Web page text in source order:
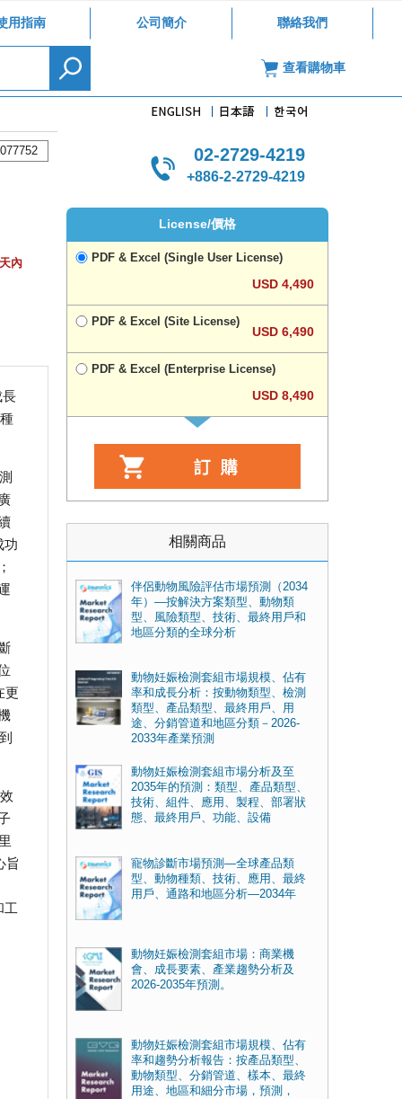
用指南 公司簡介 聯絡我們
查看購物車
內
長
功
更
旨
工
02-2729-4219
+886-2-2729-4219
License/價格
PDF & Excel (Single User License)
USD 4,490
PDF & Excel (Site License)
USD 6,490
PDF & Excel (Enterprise License)
USD 8,490
相關商品
伴侶動物風險評估市場預測（2034
年）—按解決方案類型、動物類
型、風險類型、技術、最終用戶和
地區分類的全球分析
動物妊娠檢測套組市場規模、佔有
率和成長分析：按動物類型、檢測
類型、產品類型、最終用戶、用
途、分銷管道和地區分類－2026-
2033年產業預測
動物妊娠檢測套組市場分析及至
2035年的預測：類型、產品類型、
技術、組件、應用、製程、部署狀
態、最終用戶、功能、設備
寵物診斷市場預測—全球產品類
型、動物種類、技術、應用、最終
用戶、通路和地區分析—2034年
動物妊娠檢測套組市場：商業機
會、成長要素、產業趨勢分析及
2026-2035年預測。
動物妊娠檢測套組市場規模、佔有
率和趨勢分析報告：按產品類型、
動物類型、分銷管道、樣本、最終
用途、地區和細分市場，預測，